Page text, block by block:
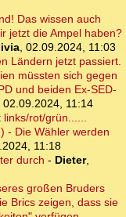
Das wissen auch
jetzt die Ampel haben?
, 02.09.2024, 11:03
Ländern jetzt passiert.
müssten sich gegen
und beiden Ex-SED-
02.09.2024, 11:14
links/rot/grün......
- Die Wähler werden
11:18
durch - Dieter,
großen Bruders
Brics zeigen, dass sie